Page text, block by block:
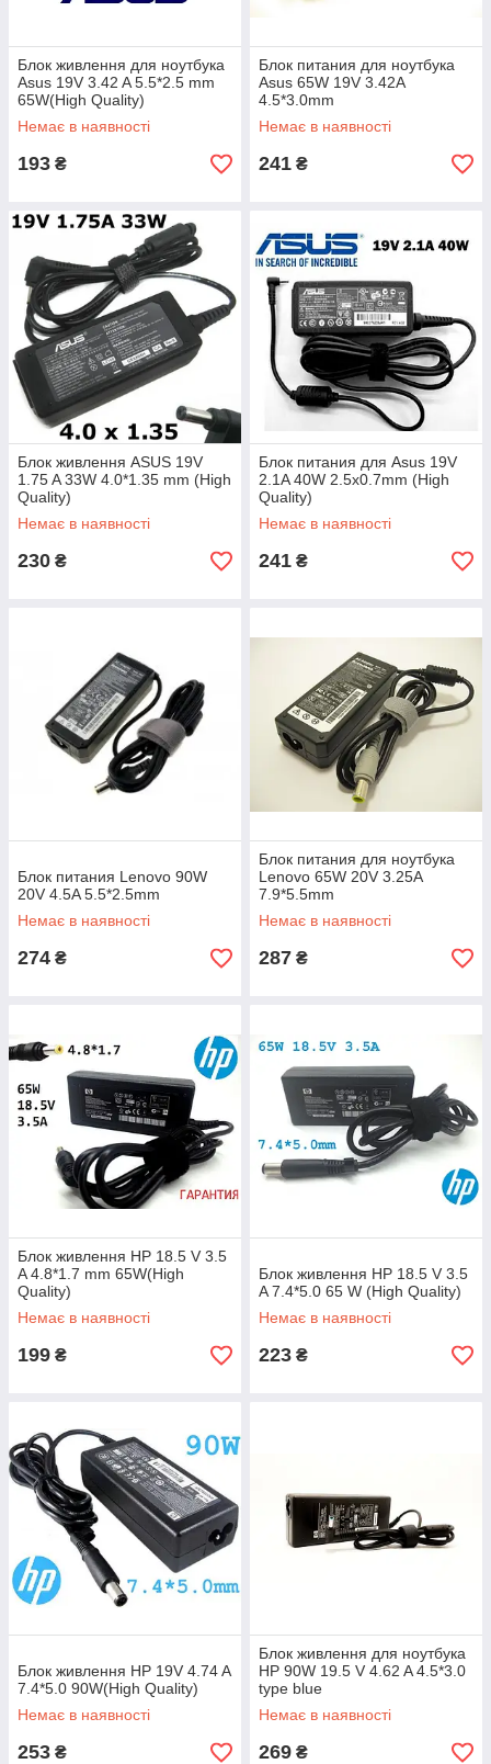
Блок живлення для ноутбука
Asus 19V 3.42 A 5.5*2.5 mm
65W(High Quality)
Немає в наявності
193 ₴
Блок питания для ноутбука
Asus 65W 19V 3.42A
4.5*3.0mm
Немає в наявності
241 ₴
Блок живлення ASUS 19V
1.75 A 33W 4.0*1.35 mm (High
Quality)
Немає в наявності
230 ₴
Блок питания для Asus 19V
2.1A 40W 2.5х0.7mm (High
Quality)
Немає в наявності
241 ₴
Блок питания Lenovo 90W
20V 4.5A 5.5*2.5mm
Немає в наявності
274 ₴
Блок питания для ноутбука
Lenovo 65W 20V 3.25A
7.9*5.5mm
Немає в наявності
287 ₴
Блок живлення HP 18.5 V 3.5
A 4.8*1.7 mm 65W(High
Quality)
Немає в наявності
199 ₴
Блок живлення HP 18.5 V 3.5
A 7.4*5.0 65 W (High Quality)
Немає в наявності
223 ₴
Блок живлення HP 19V 4.74 A
7.4*5.0 90W(High Quality)
Немає в наявності
253 ₴
Блок живлення для ноутбука
HP 90W 19.5 V 4.62 A 4.5*3.0
type blue
Немає в наявності
269 ₴